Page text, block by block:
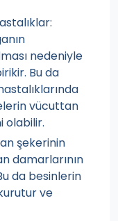
nedeniyle
Bu da
vücuttan
olabilir.
şekerinin
damarlarının
da besinlerin
ve